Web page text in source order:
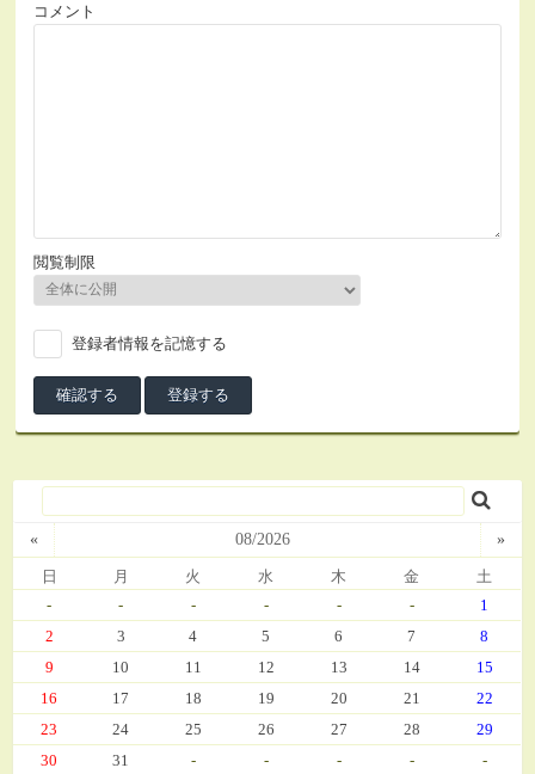
コメント
閲覧制限
登録者情報を記憶する
« 08/2026 »
日 月 火 水 木 金 土
- - - - - -
1
2
3 4 5 6 7
8
9
10 11 12 13 14
15
16
17 18 19 20 21
22
23
24 25 26 27 28
29
30
31 - - - - -